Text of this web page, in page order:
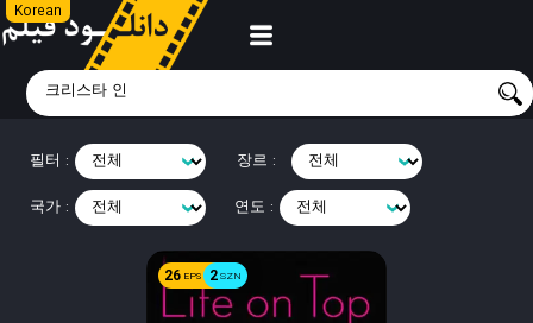
Korean
필터 :
장르 :
국가 :
연도 :
26 EPS 2SZN